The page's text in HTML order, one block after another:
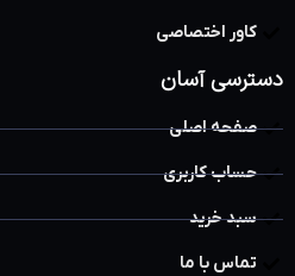
کاور اختصاصی
دسترسی آسان
صفحه اصلی
حساب کاربری
سبد خرید
تماس با ما